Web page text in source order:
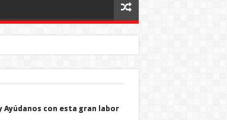
Ayúdanos con esta gran labor
Ayúdanos con esta gran labor